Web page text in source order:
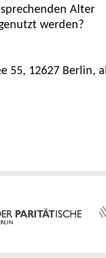
Alter
werden?
55, 12627 Berlin,